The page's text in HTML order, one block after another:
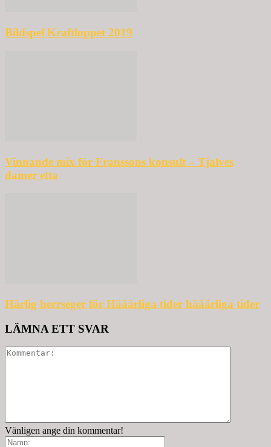
Bildspel Kraftloppet 2019
Vinnande mix för Franssons konsult – Tjalves
damer etta
Härlig herrseger för Hääärliga tider hääärliga tider
LÄMNA ETT SVAR
Vänligen ange din kommentar!